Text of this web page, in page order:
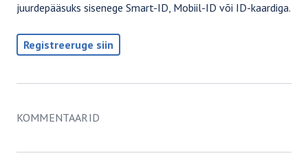
Karistusseadustik
juurdepääsuks sisenege Smart-ID, Mobiil-ID või ID-kaardiga.
Registreeruge siin
KOMMENTAARID